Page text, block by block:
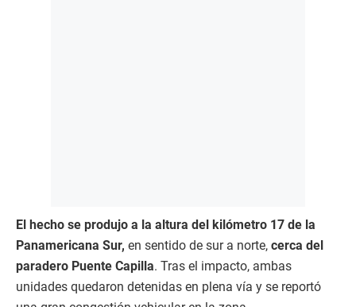
El hecho se produjo a la altura del kilómetro 17 de la
Panamericana Sur, en sentido de sur a norte, cerca del
paradero Puente Capilla. Tras el impacto, ambas
unidades quedaron detenidas en plena vía y se reportó